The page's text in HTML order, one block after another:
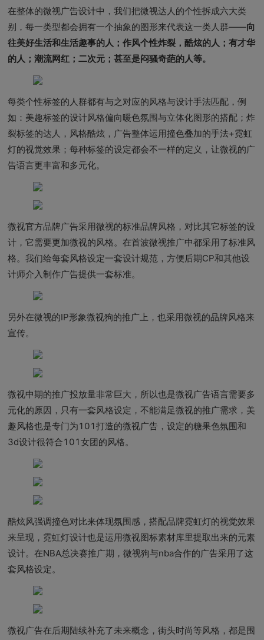
在整体的微视广告设计中，我们把微视达人的个性拆成六大类
别，每一类型都会拥有一个抽象的图形来代表这一类人群——向
往美好生活和生活趣事的人；作风个性炸裂，酷炫的人；有才华
的人；潮流网红；二次元；甚至是闷骚奇葩的人等。
每类个性标签的人群都有与之对应的风格与设计手法匹配，例
如：美趣标签的设计风格偏向暖色氛围与立体化图形的搭配；炸
裂标签的达人，风格酷炫，广告整体运用撞色叠加的手法+霓虹
灯的视觉效果；每种标签的设定都会不一样的定义，让微视的广
告语言更丰富和多元化。
微视官方品牌广告采用微视的标准品牌风格，对比其它标签的设
计，它需要更加微视的风格。在首波微视推广中都采用了标准风
格。我们给每套风格设定一套设计规范，方便后期CP和其他设
计师介入制作广告提供一套标准。
另外在微视的IP形象微视狗的推广上，也采用微视的品牌风格来
宣传。
微视中期的推广投放量非常巨大，所以也是微视广告语言需要多
元化的原因，只有一套风格设定，不能满足微视的推广需求，美
趣风格也是专门为101打造的微视广告，设定的糖果色氛围和
3d设计很符合101女团的风格。
酷炫风强调撞色对比来体现氛围感，搭配品牌霓虹灯的视觉效果
来呈现，霓虹灯设计也是运用微视图标素材库里提取出来的元素
设计。在NBA总决赛推广期，微视狗与nba合作的广告采用了这
套风格设定。
微视广告在后期陆续补充了未来概念，街头时尚等风格，都是围